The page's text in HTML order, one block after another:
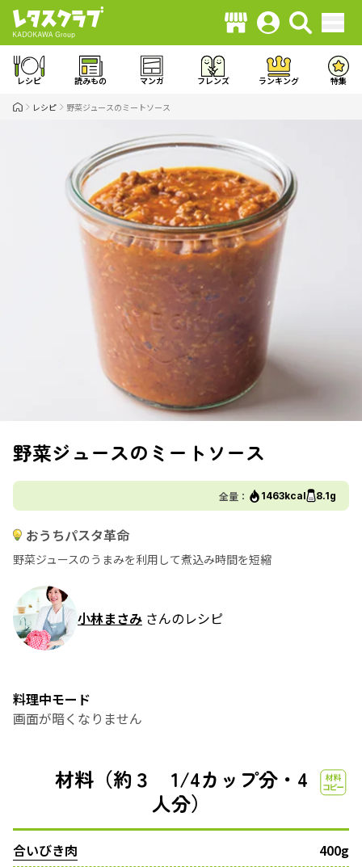
レシピ 読みもの マンガ フレンズ ランキング 特集
レシピ 野菜ジュースのミートソース
野菜ジュースのミートソース
全量： 1463kcal 8.1g
おうちパスタ革命
野菜ジュースのうまみを利用して煮込み時間を短縮
小林まさみ さんのレシピ
料理中モード
画面が暗くなりません
材料（約３ 1/4カップ分・4
人分）
合いびき肉
400g